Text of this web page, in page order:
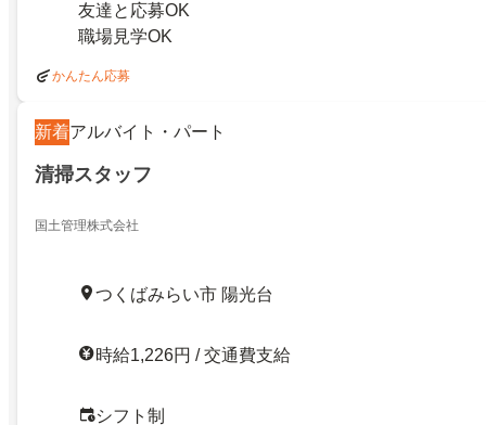
友達と応募OK
職場見学OK
かんたん応募
新着アルバイト・パート
清掃スタッフ
国土管理株式会社
つくばみらい市 陽光台
時給1,226円 / 交通費支給
シフト制